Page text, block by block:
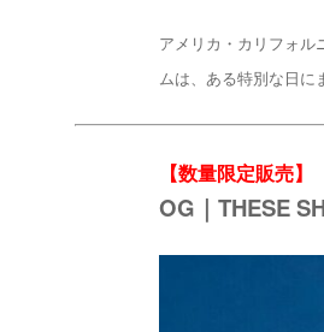
アメリカ・カリフォル
ムは、ある特別な日に
【数量限定販売】
OG｜THESE